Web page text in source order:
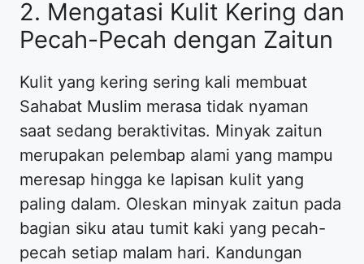
2. Mengatasi Kulit Kering dan
Pecah-Pecah dengan Zaitun
Kulit yang kering sering kali membuat
Sahabat Muslim merasa tidak nyaman
saat sedang beraktivitas. Minyak zaitun
merupakan pelembap alami yang mampu
meresap hingga ke lapisan kulit yang
paling dalam. Oleskan minyak zaitun pada
bagian siku atau tumit kaki yang pecah-
pecah setiap malam hari. Kandungan